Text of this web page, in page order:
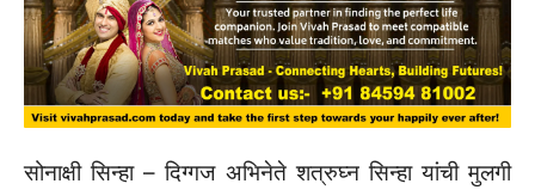
सोनाक्षी सिन्हा – दिग्गज अभिनेते शत्रुघ्न सिन्हा यांची मुलगी